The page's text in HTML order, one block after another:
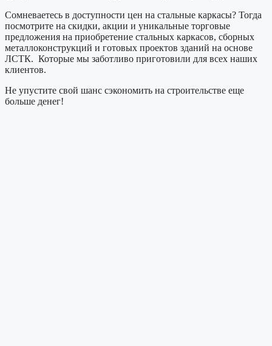
Сомневаетесь в доступности цен на стальные каркасы? Тогда
посмотрите на скидки, акции и уникальные торговые
предложения на приобретение стальных каркасов, сборных
металлоконструкций и готовых проектов зданий на основе
ЛСТК. Которые мы заботливо приготовили для всех наших
клиентов.
Не упустите свой шанс сэкономить на строительстве еще
больше денег!